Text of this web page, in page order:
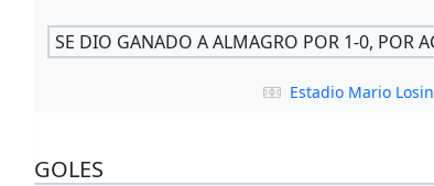
SE DIO GANADO A ALMAGRO POR 1-0, POR
Estadio Mario
GOLES